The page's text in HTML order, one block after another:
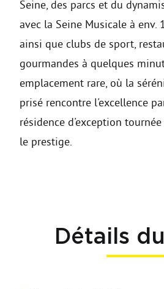
Seine, des parcs et du
avec la Seine Musicale à
ainsi que clubs de sport,
gourmandes à quelques
emplacement rare, où la
prisé rencontre l'excellence
résidence d'exception
le prestige.
Détails